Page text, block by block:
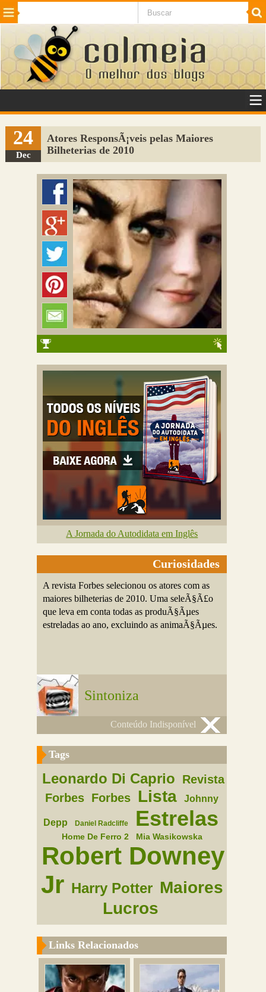
Beleza Cinema e TV
Internet Jogos NotÃ­cias SaÃºde
VeÃ­culos Adulto
Sugerir Link
Adicionar Blog
Colmeia Exchange
Perguntas Frequentes
24
Dec
Atores ResponsÃ¡veis pelas Maiores
Bilheterias de 2010
A Jornada do Autodidata em Inglês
Curiosidades
A revista Forbes selecionou os atores com as
maiores bilheterias de 2010. Uma seleÃ§Ã£o
que leva em conta todas as produÃ§Ãµes
estreladas ao ano, excluindo as animaÃ§Ãµes.
Sintoniza
Conteúdo Indisponível
Tags
Leonardo Di Caprio
Revista
Forbes Forbes Lista Johnny
Depp Daniel Radcliffe Estrelas
Home De Ferro 2 Mia Wasikowska
Robert Downey
Jr Harry Potter Maiores
Lucros
Links Relacionados